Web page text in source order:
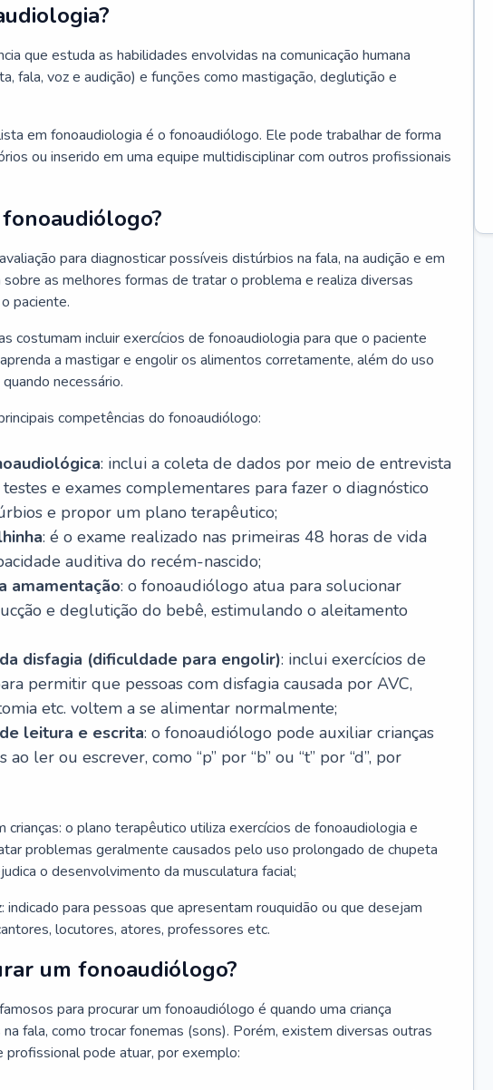
que estuda as habilidades envolvidas na comunicação humana
fala, voz e audição) e funções como mastigação, deglutição e
em fonoaudiologia é o fonoaudiólogo. Ele pode trabalhar de forma
ou inserido em uma equipe multidisciplinar com outros profissionais
para diagnosticar possíveis distúrbios na fala, na audição e em
as melhores formas de tratar o problema e realiza diversas
paciente.
costumam incluir exercícios de fonoaudiologia para que o paciente
a mastigar e engolir os alimentos corretamente, além do uso
necessário.
competências do fonoaudiólogo:
: inclui a coleta de dados por meio de entrevista
e exames complementares para fazer o diagnóstico
e propor um plano terapêutico;
: é o exame realizado nas primeiras 48 horas de vida
auditiva do recém-nascido;
amamentação: o fonoaudiólogo atua para solucionar
e deglutição do bebê, estimulando o aleitamento
disfagia (dificuldade para engolir): inclui exercícios de
permitir que pessoas com disfagia causada por AVC,
etc. voltem a se alimentar normalmente;
leitura e escrita: o fonoaudiólogo pode auxiliar crianças
ler ou escrever, como “p” por “b” ou “t” por “d”, por
crianças: o plano terapêutico utiliza exercícios de fonoaudiologia e
problemas geralmente causados pelo uso prolongado de chupeta
o desenvolvimento da musculatura facial;
indicado para pessoas que apresentam rouquidão ou que desejam
locutores, atores, professores etc.
um fonoaudiólogo?
para procurar um fonoaudiólogo é quando uma criança
fala, como trocar fonemas (sons). Porém, existem diversas outras
profissional pode atuar, por exemplo: